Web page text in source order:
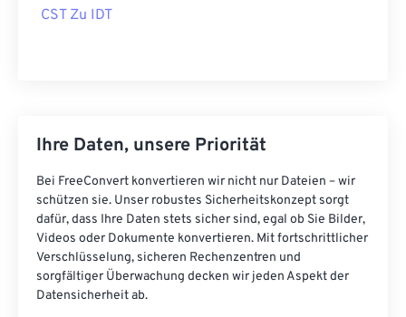
CST Zu IDT
Ihre Daten, unsere Priorität
Bei FreeConvert konvertieren wir nicht nur Dateien – wir
schützen sie. Unser robustes Sicherheitskonzept sorgt
dafür, dass Ihre Daten stets sicher sind, egal ob Sie Bilder,
Videos oder Dokumente konvertieren. Mit fortschrittlicher
Verschlüsselung, sicheren Rechenzentren und
sorgfältiger Überwachung decken wir jeden Aspekt der
Datensicherheit ab.